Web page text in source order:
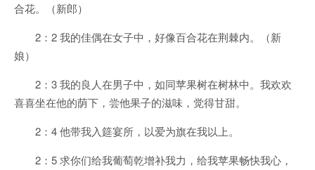
合花。（新郎）
2：2 我的佳偶在女子中，好像百合花在荆棘内。（新
娘）
2：3 我的良人在男子中，如同苹果树在树林中。我欢欢
喜喜坐在他的荫下，尝他果子的滋味，觉得甘甜。
2：4 他带我入筵宴所，以爱为旗在我以上。
2：5 求你们给我葡萄乾增补我力，给我苹果畅快我心，